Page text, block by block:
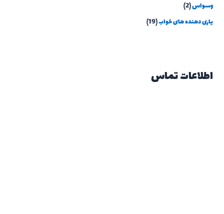
وسواس(2)
یاری دهنده های خواب(19)
اطلاعات تماس